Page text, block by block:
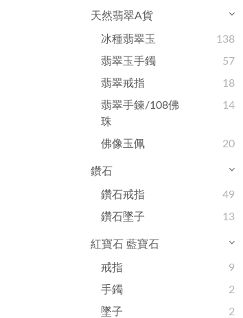
天然翡翠A貨
冰種翡翠玉
138
翡翠玉手鐲
57
翡翠戒指
18
翡翠手鍊/108佛
珠
14
佛像玉佩 20
鑽石
鑽石戒指
49
鑽石墜子
13
紅寶石 藍寶石
戒指
9
手鐲
2
墜子
2